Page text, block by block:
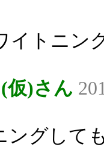
イトニン
仮)さん
ングして